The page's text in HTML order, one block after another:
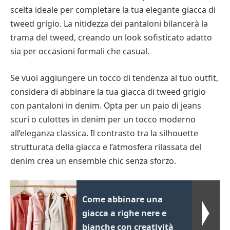
scelta ideale per completare la tua elegante giacca di
tweed grigio. La nitidezza dei pantaloni bilancerà la
trama del tweed, creando un look sofisticato adatto
sia per occasioni formali che casual.
Se vuoi aggiungere un tocco di tendenza al tuo outfit,
considera di abbinare la tua giacca di tweed grigio
con pantaloni in denim. Opta per un paio di jeans
scuri o culottes in denim per un tocco moderno
all’eleganza classica. Il contrasto tra la silhouette
strutturata della giacca e l’atmosfera rilassata del
denim crea un ensemble chic senza sforzo.
Come abbinare una
giacca a righe nere e
bianche con creatività